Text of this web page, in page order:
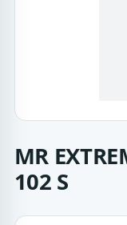
MR
102 S